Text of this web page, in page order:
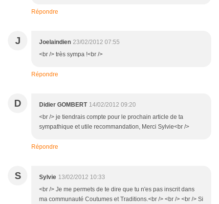
Répondre
J Joelaindien 23/02/2012 07:55
<br /> très sympa !<br />
Répondre
D Didier GOMBERT 14/02/2012 09:20
<br /> je tiendrais compte pour le prochain article de ta
sympathique et utile recommandation, Merci Sylvie<br />
Répondre
S Sylvie 13/02/2012 10:33
<br /> Je me permets de te dire que tu n'es pas inscrit dans
ma communauté Coutumes et Traditions.<br /> <br /> <br /> Si